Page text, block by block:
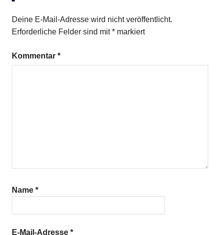
Deine E-Mail-Adresse wird nicht veröffentlicht.
Erforderliche Felder sind mit* markiert
Kommentar *
Name *
E-Mail-Adresse *